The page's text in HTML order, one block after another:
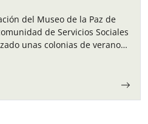
del Museo de la Paz de
de Servicios Sociales
unas colonias de verano